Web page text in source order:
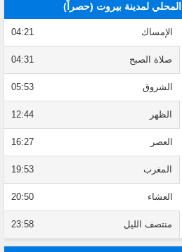
لمدينة بيروت (حصراً)
الإمساك 04:21
صلاة الصبح 04:31
الشروق 05:53
الظهر 12:44
العصر 16:27
المغرب 19:53
العشاء 20:50
منتصف الليل 23:58